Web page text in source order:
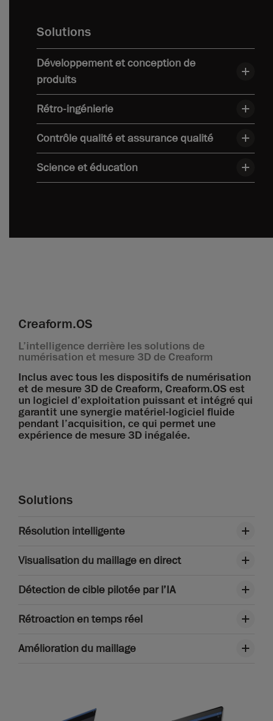
Solutions
Développement et conception de
produits
Rétro-ingénierie
Contrôle qualité et assurance qualité
Science et éducation
Creaform.OS
L’intelligence derrière les solutions de
numérisation et mesure 3D de Creaform
Inclus avec tous les dispositifs de numérisation
et de mesure 3D de Creaform, Creaform.OS est
un logiciel d’exploitation puissant et intégré qui
garantit une synergie matériel-logiciel fluide
pendant l’acquisition, ce qui permet une
expérience de mesure 3D inégalée.
Solutions
Résolution intelligente
Visualisation du maillage en direct
Détection de cible pilotée par l’IA
Rétroaction en temps réel
Amélioration du maillage